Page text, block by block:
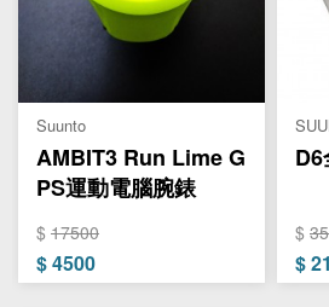
Suunto
AMBIT3 Run Lime G
PS運動電腦腕錶
$ 17500
$4500
$
$